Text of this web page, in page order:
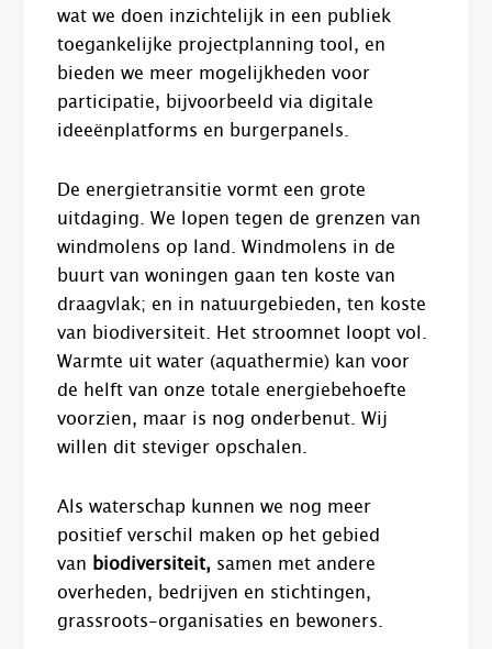
wat we doen inzichtelijk in een publiek
toegankelijke projectplanning tool, en
bieden we meer mogelijkheden voor
participatie, bijvoorbeeld via digitale
ideeënplatforms en burgerpanels.
De energietransitie vormt een grote
uitdaging. We lopen tegen de grenzen van
windmolens op land. Windmolens in de
buurt van woningen gaan ten koste van
draagvlak; en in natuurgebieden, ten koste
van biodiversiteit. Het stroomnet loopt vol.
Warmte uit water (aquathermie) kan voor
de helft van onze totale energiebehoefte
voorzien, maar is nog onderbenut. Wij
willen dit steviger opschalen.
Als waterschap kunnen we nog meer
positief verschil maken op het gebied
van biodiversiteit, samen met andere
overheden, bedrijven en stichtingen,
grassroots-organisaties en bewoners.